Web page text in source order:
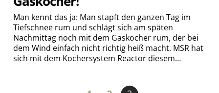
Man kennt das ja: Man stapft den ganzen Tag im
Tiefschnee rum und schlägt sich am späten
Nachmittag noch mit dem Gaskocher rum, der bei
dem Wind einfach nicht richtig heiß macht. MSR hat
sich mit dem Kochersystem Reactor diesem…